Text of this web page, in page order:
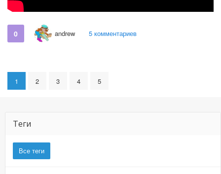
0 andrew 5 комментариев
1 2 3 4 5
Теги
Все теги